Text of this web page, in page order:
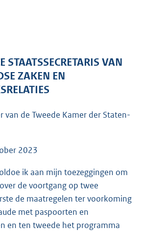
K
b
STAATSSECRETARIS VAN
ZAKEN EN
van de Tweede Kamer der Staten-
2023
ik aan mijn toezeggingen om
de voortgang op twee
de maatregelen ter voorkoming
met paspoorten en
en ten tweede het programma